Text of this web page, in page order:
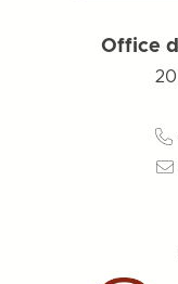
Office